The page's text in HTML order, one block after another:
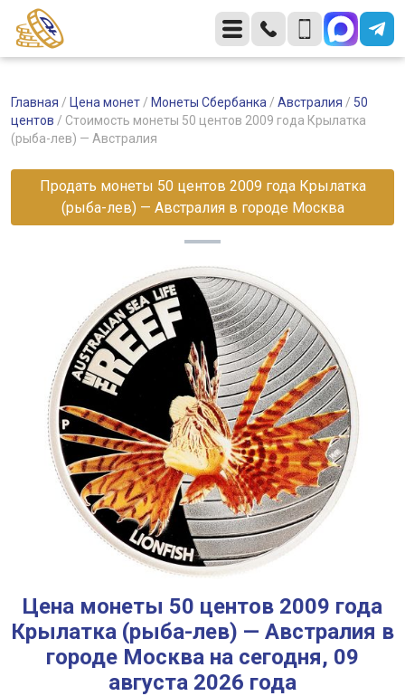
Главная / Цена монет / Монеты Сбербанка / Австралия / 50
центов / Стоимость монеты 50 центов 2009 года Крылатка
(рыба-лев) — Австралия
Продать монеты 50 центов 2009 года Крылатка
(рыба-лев) — Австралия в городе Москва
Цена монеты 50 центов 2009 года
Крылатка (рыба-лев) — Австралия в
городе Москва на сегодня, 09
августа 2026 года